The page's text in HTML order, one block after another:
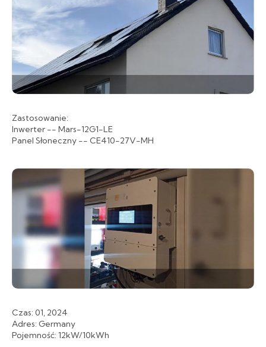
Zastosowanie:
Inwerter -- Mars-12G1-LE
Panel Słoneczny -- CE410-27V-MH
Czas: 01, 2024
Adres: Germany
Pojemność: 12kW/10kWh